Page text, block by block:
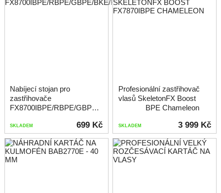
Nabíjecí stojan pro
zastřihovače
FX8700IBPE/RBPE/GBPE/BKE/RE/IE
699 Kč
SKLADEM
Profesionální zastřihovač
vlasů SkeletonFX Boost
FX7870IBPE Chameleon
3 999 Kč
SKLADEM